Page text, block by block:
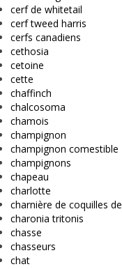
cerf de whitetail
cerf tweed harris
cerfs canadiens
cethosia
cetoine
cette
chaffinch
chalcosoma
chamois
champignon
champignon comestible
champignons
chapeau
charlotte
charnière de coquilles
charonia tritonis
chasse
chasseurs
chat